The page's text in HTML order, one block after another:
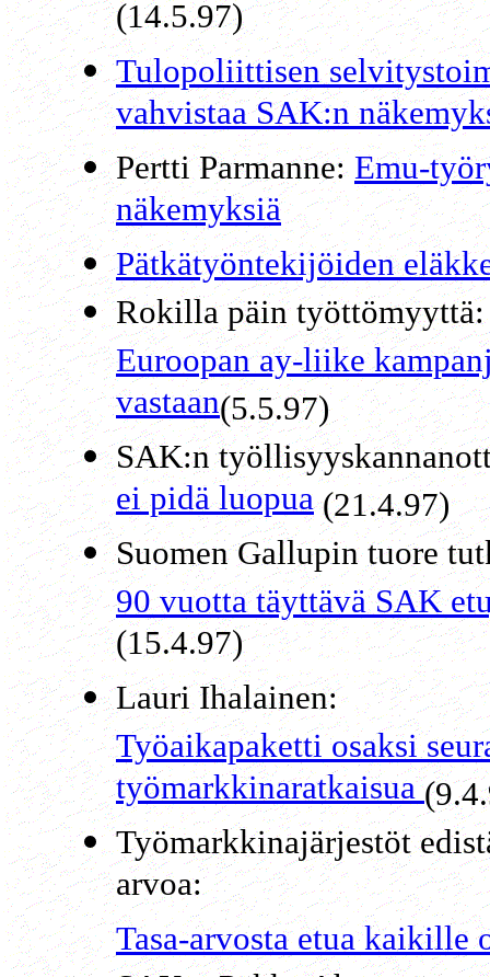
(14.5.97)
Tulopoliittisen
vahvistaa SAK:n
Pertti Parmanne:Emu-
näkemyksiä
Pätkätyöntekijöiden
Rokillapäin työttömyyttä:
Euroopan ay-liike
vastaan(5.5.97)
SAK:n
ei pidä luopua(21.4.97)
Suomen Gallupin tuore
90 vuotta täyttävä SAK
(15.4.97)
Lauri Ihalainen:
Työaikapaketti osaksi
työmarkkinaratkaisua
Työmarkkinajärjestöt
arvoa:
Tasa-arvosta etua